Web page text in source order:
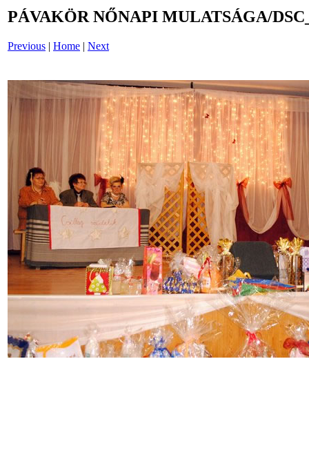
PÁVAKÖR NŐNAPI MULATSÁGA/
Previous | Home | Next